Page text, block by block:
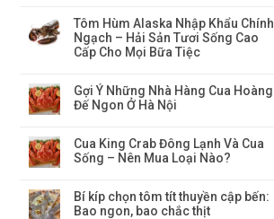
Tôm Hùm Alaska Nhập Khẩu Chính
Ngạch – Hải Sản Tươi Sống Cao
Cấp Cho Mọi Bữa Tiệc
Gợi Ý Những Nhà Hàng Cua Hoàng
Đế Ngon Ở Hà Nội
Cua King Crab Đông Lạnh Và Cua
Sống – Nên Mua Loại Nào?
Bí kíp chọn tôm tít thuyền cập bến:
Bao ngon, bao chắc thịt